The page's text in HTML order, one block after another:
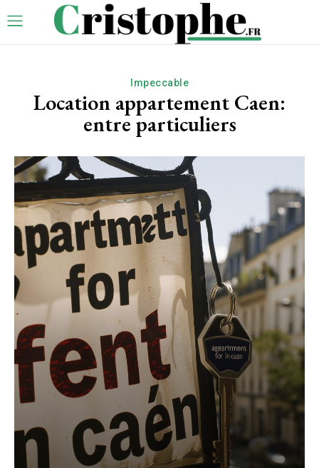
Impeccable
Location appartement Caen:
entre particuliers